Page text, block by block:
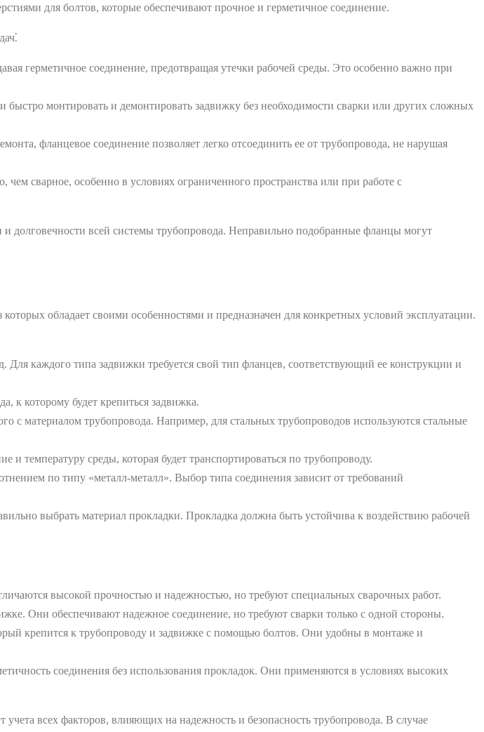
для болтов, которые обеспечивают прочное и герметичное соединение.
герметичное соединение, предотвращая утечки рабочей среды. Это особенно важно при
быстро монтировать и демонтировать задвижку без необходимости сварки или других сложных
фланцевое соединение позволяет легко отсоединить ее от трубопровода, не нарушая
сварное, особенно в условиях ограниченного пространства или при работе с
долговечности всей системы трубопровода. Неправильно подобранные фланцы могут
обладает своими особенностями и предназначен для конкретных условий эксплуатации.
каждого типа задвижки требуется свой тип фланцев, соответствующий ее конструкции и
к которому будет крепиться задвижка.
с материалом трубопровода. Например, для стальных трубопроводов используются стальные
температуру среды, которая будет транспортироваться по трубопроводу.
по типу «металл-металл». Выбор типа соединения зависит от требований
выбрать материал прокладки. Прокладка должна быть устойчива к воздействию рабочей
высокой прочностью и надежностью, но требуют специальных сварочных работ.
Они обеспечивают надежное соединение, но требуют сварки только с одной стороны.
крепится к трубопроводу и задвижке с помощью болтов. Они удобны в монтаже и
соединения без использования прокладок. Они применяются в условиях высоких
учета всех факторов, влияющих на надежность и безопасность трубопровода. В случае